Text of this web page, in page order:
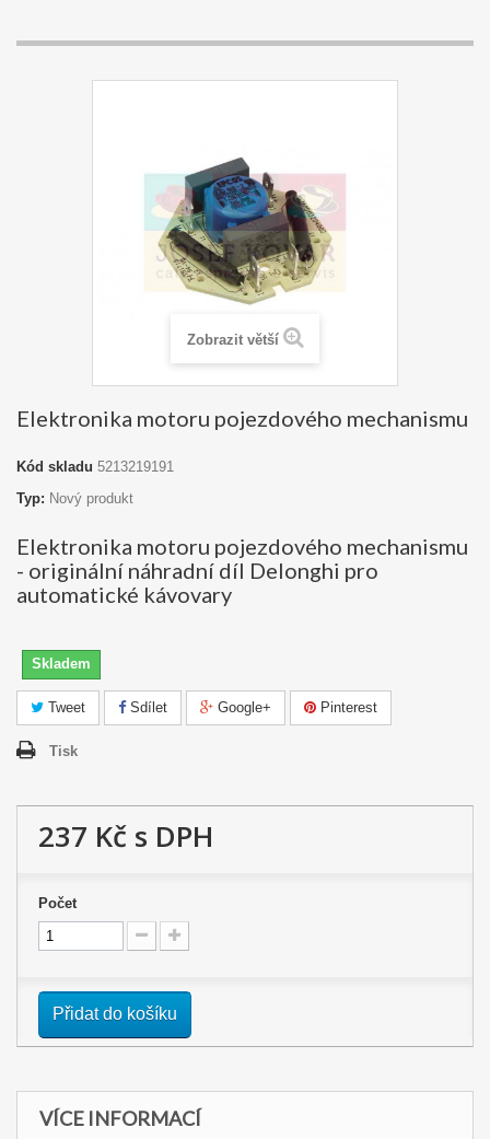
Zobrazit větší
Elektronika motoru pojezdového mechanismu
Kód skladu 5213219191
Typ: Nový produkt
Elektronika motoru pojezdového mechanismu
- originální náhradní díl Delonghi pro
automatické kávovary
Skladem
Tweet Sdílet Google+ Pinterest
Tisk
237 Kč s DPH
Počet
Přidat do košíku
VÍCE INFORMACÍ